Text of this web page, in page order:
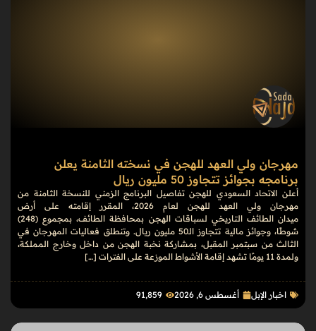
مهرجان ولي العهد للهجن في نسخته الثامنة يعلن
برنامجه بجوائز تتجاوز 50 مليون ريال
أعلن الاتحاد السعودي للهجن تفاصيل البرنامج الزمني للنسخة الثامنة من
مهرجان ولي العهد للهجن لعام 2026، المقرر إقامته على أرض
ميدان الطائف التاريخي لسباقات الهجن بمحافظة الطائف، بمجموع (248)
شوطًا، وجوائز مالية تتجاوز الـ50 مليون ريال. وتنطلق فعاليات المهرجان في
الثالث من سبتمبر المقبل، بمشاركة نخبة الهجن من داخل وخارج المملكة،
ولمدة 11 يومًا تشهد إقامة الأشواط الموزعة على الفترات […]
اخبار الإبل أغسطس 6, 2026 91٬859